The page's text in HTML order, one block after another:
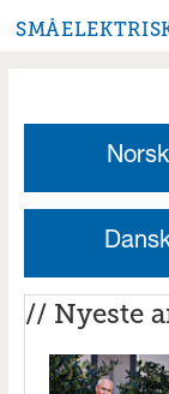
Norsk
// Nyeste